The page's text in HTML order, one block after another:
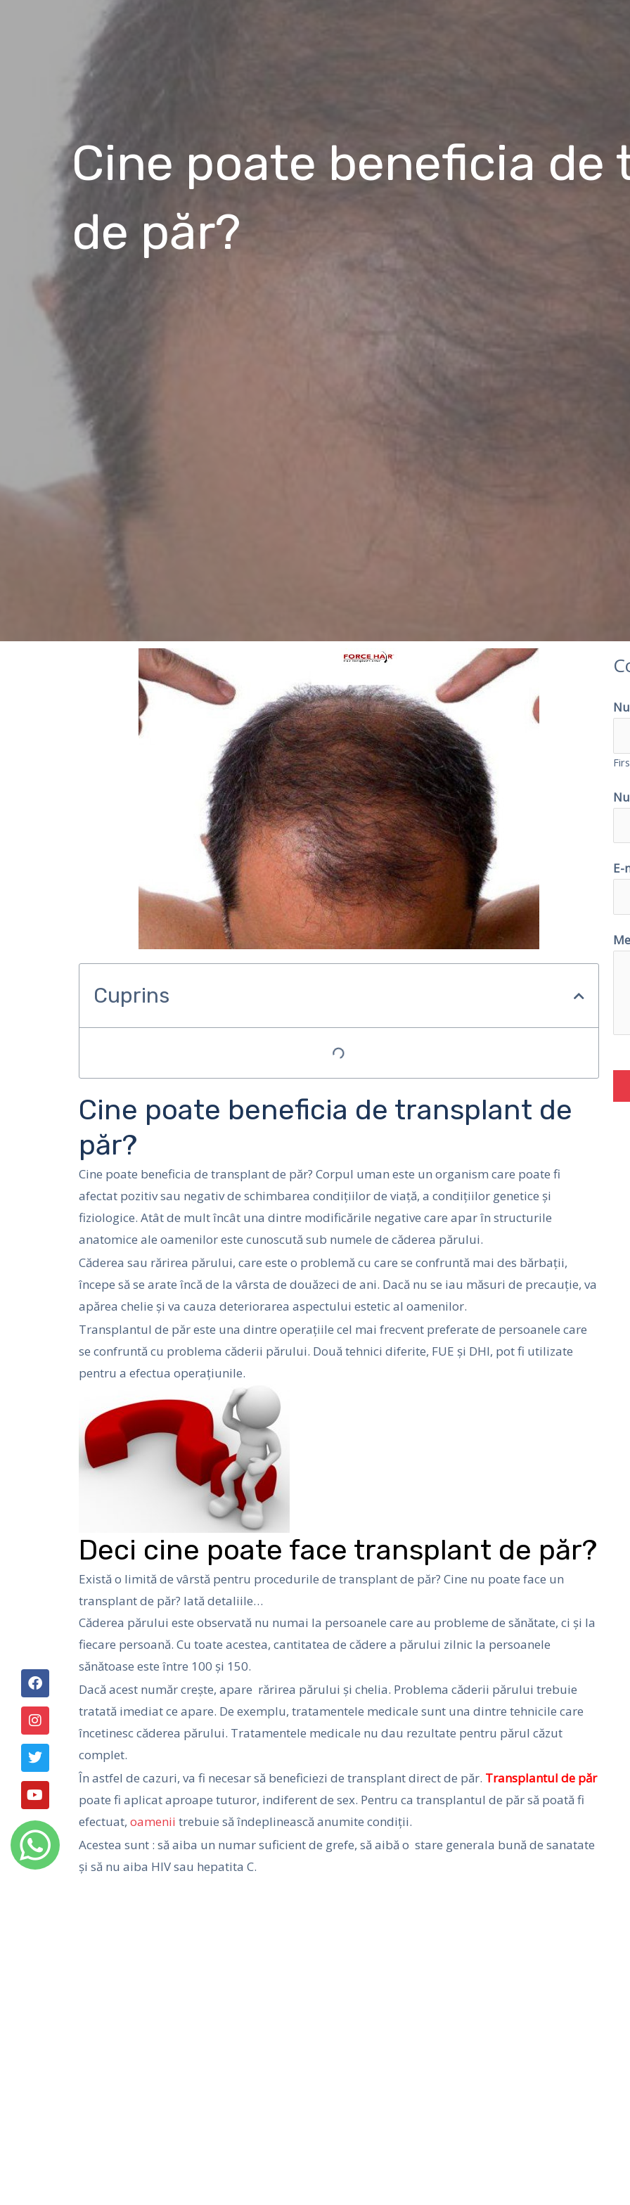
Cine poate beneficia de
de păr?
Cuprins
Cine poate beneficia de transplant de
păr?
Cine poate beneficia de transplant de păr? Corpul uman este un organism care poate fi
afectat pozitiv sau negativ de schimbarea condițiilor de viață, a condițiilor genetice și
fiziologice. Atât de mult încât una dintre modificările negative care apar în structurile
anatomice ale oamenilor este cunoscută sub numele de căderea părului.
Căderea sau rărirea părului, care este o problemă cu care se confruntă mai des bărbații,
începe să se arate încă de la vârsta de douăzeci de ani. Dacă nu se iau măsuri de precauție, va
apărea chelie și va cauza deteriorarea aspectului estetic al oamenilor.
Transplantul de păr este una dintre operațiile cel mai frecvent preferate de persoanele care
se confruntă cu problema căderii părului. Două tehnici diferite, FUE și DHI, pot fi utilizate
pentru a efectua operațiunile.
Deci cine poate face transplant de păr?
Există o limită de vârstă pentru procedurile de transplant de păr? Cine nu poate face un
transplant de păr? Iată detaliile…
Căderea părului este observată nu numai la persoanele care au probleme de sănătate, ci și la
fiecare persoană. Cu toate acestea, cantitatea de cădere a părului zilnic la persoanele
sănătoase este între 100 și 150.
Dacă acest număr crește, apare rărirea părului și chelia. Problema căderii părului trebuie
tratată imediat ce apare. De exemplu, tratamentele medicale sunt una dintre tehnicile care
încetinesc căderea părului. Tratamentele medicale nu dau rezultate pentru părul căzut
complet.
În astfel de cazuri, va fi necesar să beneficiezi de transplant direct de păr. Transplantul de păr
poate fi aplicat aproape tuturor, indiferent de sex. Pentru ca transplantul de păr să poată fi
efectuat, oamenii trebuie să îndeplinească anumite condiții.
Acestea sunt : să aiba un numar suficient de grefe, să aibă o stare generala bună de sanatate
și să nu aiba HIV sau hepatita C.
E-
F
a
c
e
b
o
o
k
I
n
s
t
a
g
r
a
m
T
w
i
t
t
e
r
Y
o
u
t
u
b
e